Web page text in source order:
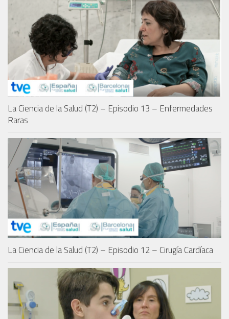
La Ciencia de la Salud (T2) – Episodio 13 – Enfermedades
Raras
La Ciencia de la Salud (T2) – Episodio 12 – Cirugía Cardíaca